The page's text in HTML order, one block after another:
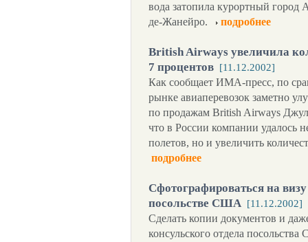
вода затопила курортный город
де-Жанейро.
подробнее
British Airways увеличила
7 процентов [11.12.2002]
Как сообщает ИМА-пресс, по
рынке авиаперевозок заметно
по продажам British Airways
что в России компании удалось
полетов, но и увеличить
подробнее
Сфотографироваться на
посольстве США [11.12.2002]
Сделать копии документов и
консульского отдела